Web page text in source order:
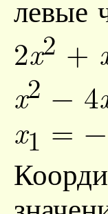
левые
2x2 +
x2 − 4
x1 =